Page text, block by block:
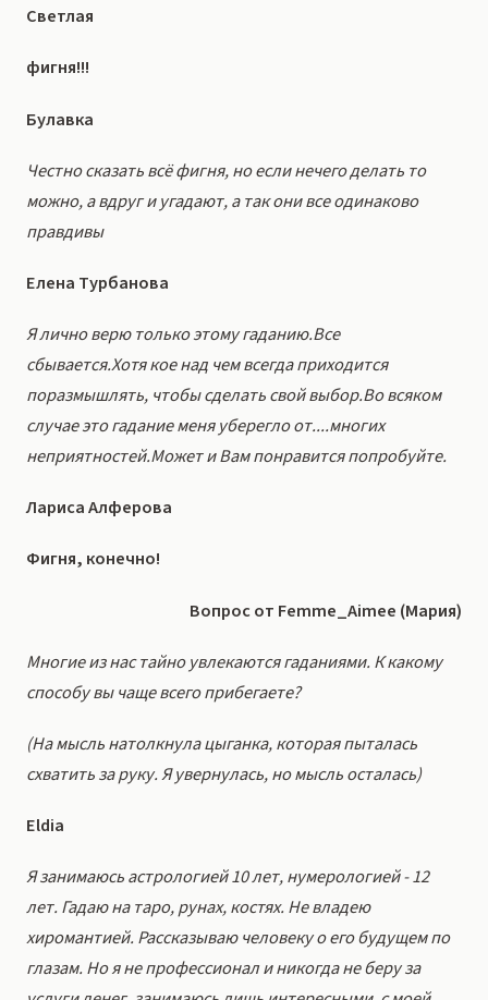
Светлая
фигня!!!
Булавка
Честно сказать всё фигня, но если нечего делать то
можно, а вдруг и угадают, а так они все одинаково
правдивы
Елена Турбанова
Я лично верю только этому гаданию.Все
сбывается.Хотя кое над чем всегда приходится
поразмышлять, чтобы сделать свой выбор.Во всяком
случае это гадание меня уберегло от....многих
неприятностей.Может и Вам понравится попробуйте.
Лариса Алферова
Фигня, конечно!
Вопрос от Femme_Aimee (Мария)
Многие из нас тайно увлекаются гаданиями. К какому
способу вы чаще всего прибегаете?
(На мысль натолкнула цыганка, которая пыталась
схватить за руку. Я увернулась, но мысль осталась)
Eldia
Я занимаюсь астрологией 10 лет, нумерологией - 12
лет. Гадаю на таро, рунах, костях. Не владею
хиромантией. Рассказываю человеку о его будущем по
глазам. Но я не профессионал и никогда не беру за